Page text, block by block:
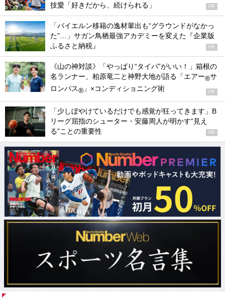
技愛「好きだから、続けられる」
PR
「バイエルン移籍の逸材輩出も“グラウンドがなかっ
た”…」サガン鳥栖最強アカデミーを変えた『企業版
ふるさと納税』
PR
《山の神対談》「やっぱり“タイパ”がいい！」箱根の
名ランナー、柏原竜二と神野大地が語る「エアー®サ
ロンパス® 」×コンディショニング術 PR
「少しぼやけているだけでも感覚が狂ってきます」B
リーグ屈指のシューター・安藤周人が明かす“見え
る”ことの重要性
PR